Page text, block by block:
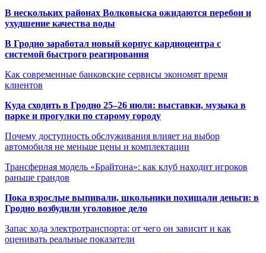
В нескольких районах Волковыска ожидаются перебои и
ухудшение качества воды
В Гродно заработал новый корпус кардиоцентра с
системой быстрого реагирования
Как современные банковские сервисы экономят время
клиентов
Куда сходить в Гродно 25–26 июля: выставки, музыка в
парке и прогулки по старому городу
Почему доступность обслуживания влияет на выбор
автомобиля не меньше цены и комплектации
Трансферная модель «Брайтона»: как клуб находит игроков
раньше грандов
Пока взрослые выпивали, школьники похищали деньги: в
Гродно возбудили уголовное дело
Запас хода электротранспорта: от чего он зависит и как
оценивать реальные показатели